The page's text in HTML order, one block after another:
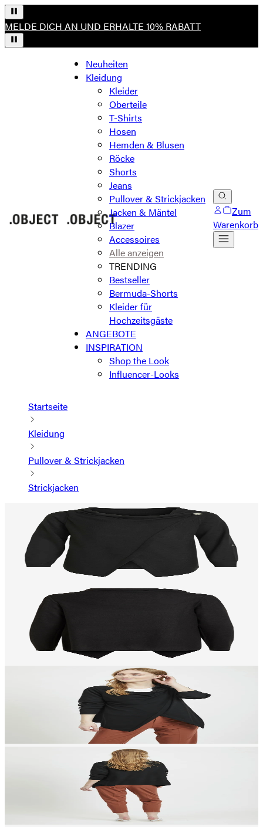
MELDE DICH AN UND ERHALTE 10% RABATT
Neuheiten
Kleidung
Kleider
Oberteile
T-Shirts
Hosen
Hemden & Blusen
Röcke
Shorts
Jeans
Pullover & Strickjacken
Jacken & Mäntel
Blazer
Accessoires
Alle anzeigen
TRENDING
Bestseller
Bermuda-Shorts
Kleider für
Hochzeitsgäste
ANGEBOTE
INSPIRATION
Shop the Look
Influencer-Looks
Zum
Warenkorb
Startseite
Kleidung
Pullover & Strickjacken
Strickjacken